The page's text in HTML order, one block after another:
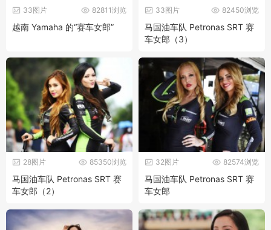
82811浏览
33图片
越南 Yamaha 的“赛车女郎”
82450浏览
33图片
马国油车队 Petronas SRT 赛
车女郎（3）
85350浏览
28图片
马国油车队 Petronas SRT 赛
车女郎（2）
82574浏览
32图片
马国油车队 Petronas SRT 赛
车女郎